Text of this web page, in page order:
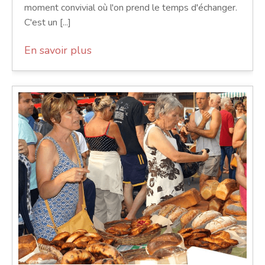
moment convivial où l'on prend le temps d'échanger.
C'est un [...]
En savoir plus